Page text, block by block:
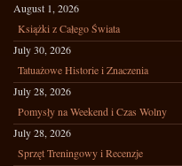
August 1, 2026
Książki z Całego Świata
July 30, 2026
Tatuażowe Historie i Znaczenia
July 28, 2026
Pomysły na Weekend i Czas Wolny
July 28, 2026
Sprzęt Treningowy i Recenzje